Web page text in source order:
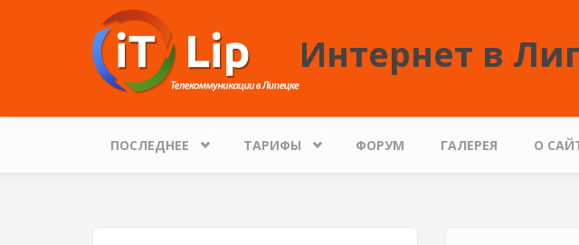
Перейти к основному содержанию
Интернет в
ПОСЛЕДНЕЕ ТАРИФЫ ФОРУМ ГАЛЕРЕЯ О